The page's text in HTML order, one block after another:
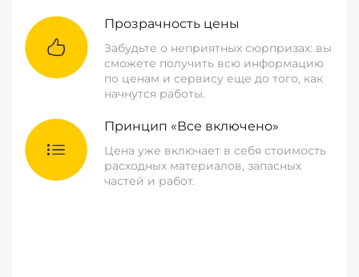
Прозрачность цены
Забудьте о неприятных сюрпризах: вы
сможете получить всю информацию
по ценам и сервису еще до того, как
начнутся работы.
Принцип «Все включено»
Цена уже включает в себя стоимость
расходных материалов, запасных
частей и работ.